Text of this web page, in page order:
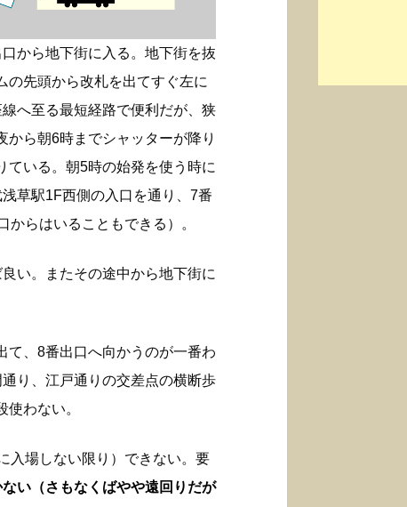
から地下街に入る。地下街を抜
の先頭から改札を出てすぐ左に
へ至る最短経路で便利だが、狭
ら朝6時までシャッターが降り
ている。朝5時の始発を使う時に
草駅1F西側の入口を通り、7番
らはいることもできる）。
い。またその途中から地下街に
て、8番出口へ向かうのが一番わ
り、江戸通りの交差点の横断歩
使わない。
入場しない限り）できない。要
い（さもなくばやや遠回りだが